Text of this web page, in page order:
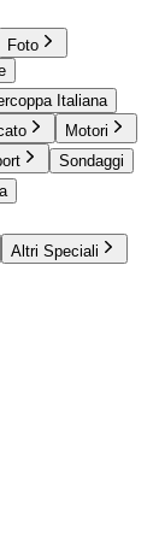
Foto
Italiana
Motori
Sondaggi
Altri Speciali